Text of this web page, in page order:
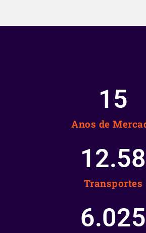
Anos de
15
Transportes
12.58
6.025